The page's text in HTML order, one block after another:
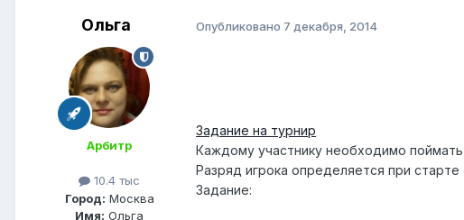
Ольга
Арбитр
10.4 тыс
Город: Москва
Имя: Ольга
Опубликовано 7 декабря, 2014
Задание на турнир
Каждому участнику необходимо
Разряд игрока определяется при
Задание: